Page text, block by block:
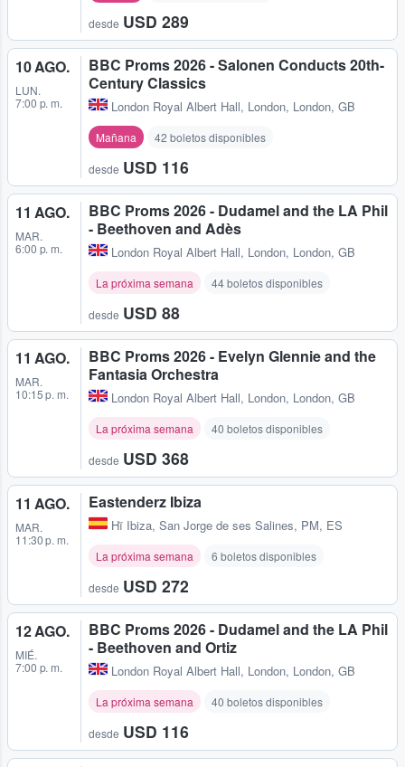
desde USD 289
10 AGO.
LUN.
7:00 p. m.
BBC Proms 2026 - Salonen Conducts 20th-
Century Classics
London Royal Albert Hall, London, London, GB
Mañana 42 boletos disponibles
desde USD 116
11 AGO.
MAR.
6:00 p. m.
BBC Proms 2026 - Dudamel and the LA Phil
- Beethoven and Adès
London Royal Albert Hall, London, London, GB
La próxima semana 44 boletos disponibles
desde USD 88
11 AGO.
MAR.
10:15 p. m.
BBC Proms 2026 - Evelyn Glennie and the
Fantasia Orchestra
London Royal Albert Hall, London, London, GB
La próxima semana 40 boletos disponibles
desde USD 368
11 AGO.
MAR.
11:30 p. m.
Eastenderz Ibiza
Hï Ibiza, San Jorge de ses Salines, PM, ES
La próxima semana 6 boletos disponibles
desde USD 272
12 AGO.
MIÉ.
7:00 p. m.
BBC Proms 2026 - Dudamel and the LA Phil
- Beethoven and Ortiz
London Royal Albert Hall, London, London, GB
La próxima semana 40 boletos disponibles
desde USD 116